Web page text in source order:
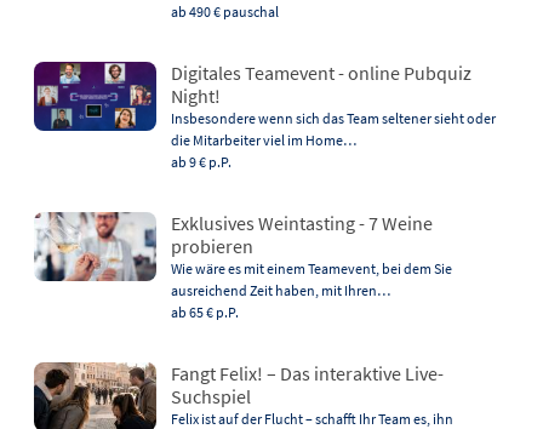
ab 490 € pauschal
Digitales Teamevent - online Pubquiz
Night!
Insbesondere wenn sich das Team seltener sieht oder
die Mitarbeiter viel im Home…
ab 9 € p.P.
Exklusives Weintasting - 7 Weine
probieren
Wie wäre es mit einem Teamevent, bei dem Sie
ausreichend Zeit haben, mit Ihren…
ab 65 € p.P.
Fangt Felix! – Das interaktive Live-
Suchspiel
Felix ist auf der Flucht – schafft Ihr Team es, ihn